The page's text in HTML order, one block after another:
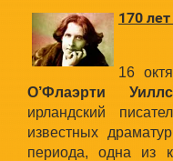
170
16
О’Флаэрти
ирландский
известных
периода, одна из